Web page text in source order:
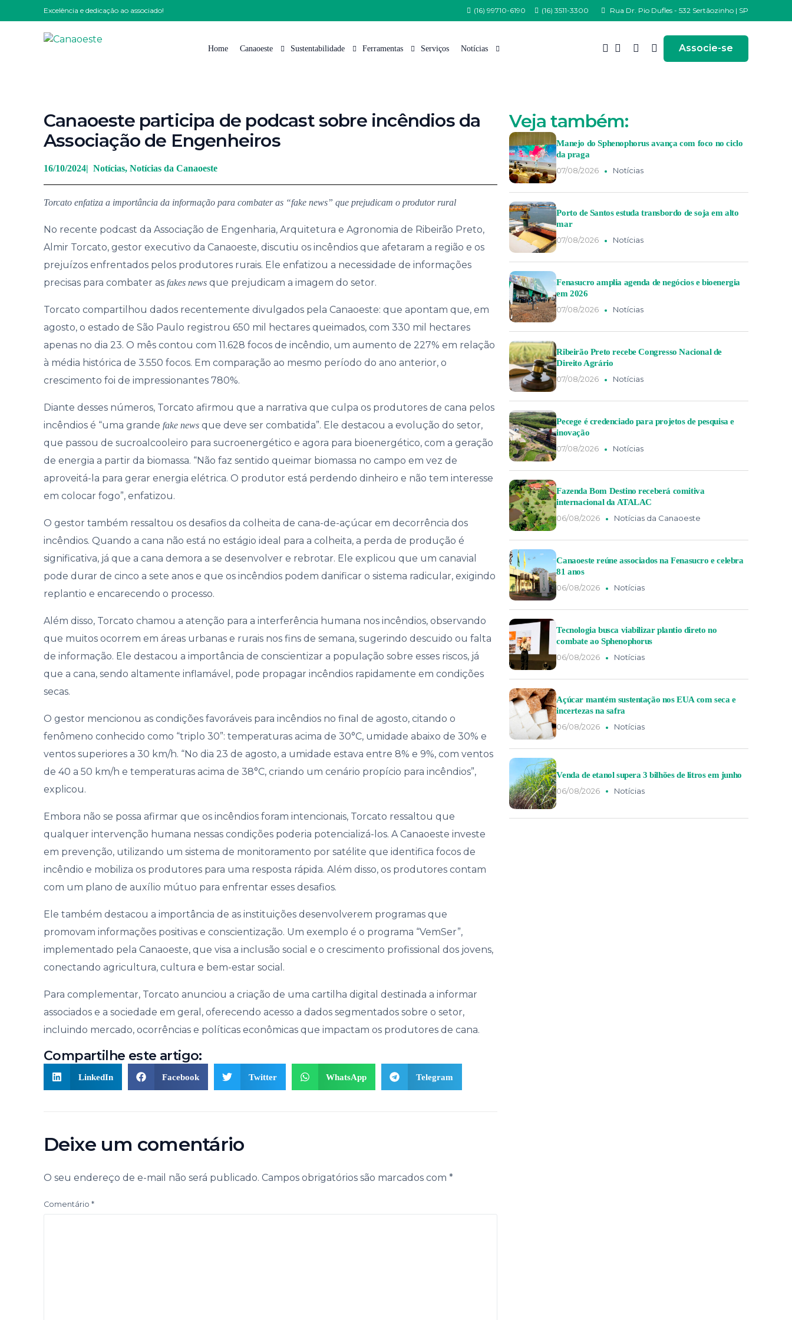
Excelência e dedicação ao associado! (16) 99710-6190 (16) 3511-3300 Rua Dr. Pio Dufles - 532 Sertãozinho | SP
Home Canaoeste
Nossa Equipe
Nossa Estrutura
Solicitações de Patrocínio e Apoio Institucional
Trabalhe Conosco
Contato e Comunicação
Código de Ética
Governança
Sustentabilidade
Programa Semeia
Protocolo Etanol Mais Verde
Ferramentas
Cana Certificada
Flora
Arquivos para Download
Serviços Notícias
Artigos Técnicos
Associe-se
Canaoeste participa de podcast sobre incêndios da
Associação de Engenheiros
16/10/2024 Notícias, Notícias da Canaoeste
Torcato enfatiza a importância da informação para combater as “fake news” que prejudicam o produtor rural
No recente podcast da Associação de Engenharia, Arquitetura e Agronomia de Ribeirão Preto,
Almir Torcato, gestor executivo da Canaoeste, discutiu os incêndios que afetaram a região e os
prejuízos enfrentados pelos produtores rurais. Ele enfatizou a necessidade de informações
precisas para combater as fakes news que prejudicam a imagem do setor.
Torcato compartilhou dados recentemente divulgados pela Canaoeste: que apontam que, em
agosto, o estado de São Paulo registrou 650 mil hectares queimados, com 330 mil hectares
apenas no dia 23. O mês contou com 11.628 focos de incêndio, um aumento de 227% em relação
à média histórica de 3.550 focos. Em comparação ao mesmo período do ano anterior, o
crescimento foi de impressionantes 780%.
Diante desses números, Torcato afirmou que a narrativa que culpa os produtores de cana pelos
incêndios é “uma grande fake news que deve ser combatida”. Ele destacou a evolução do setor,
que passou de sucroalcooleiro para sucroenergético e agora para bioenergético, com a geração
de energia a partir da biomassa. “Não faz sentido queimar biomassa no campo em vez de
aproveitá-la para gerar energia elétrica. O produtor está perdendo dinheiro e não tem interesse
em colocar fogo”, enfatizou.
O gestor também ressaltou os desafios da colheita de cana-de-açúcar em decorrência dos
incêndios. Quando a cana não está no estágio ideal para a colheita, a perda de produção é
significativa, já que a cana demora a se desenvolver e rebrotar. Ele explicou que um canavial
pode durar de cinco a sete anos e que os incêndios podem danificar o sistema radicular, exigindo
replantio e encarecendo o processo.
Além disso, Torcato chamou a atenção para a interferência humana nos incêndios, observando
que muitos ocorrem em áreas urbanas e rurais nos fins de semana, sugerindo descuido ou falta
de informação. Ele destacou a importância de conscientizar a população sobre esses riscos, já
que a cana, sendo altamente inflamável, pode propagar incêndios rapidamente em condições
secas.
O gestor mencionou as condições favoráveis para incêndios no final de agosto, citando o
fenômeno conhecido como “triplo 30”: temperaturas acima de 30°C, umidade abaixo de 30% e
ventos superiores a 30 km/h. “No dia 23 de agosto, a umidade estava entre 8% e 9%, com ventos
de 40 a 50 km/h e temperaturas acima de 38°C, criando um cenário propício para incêndios”,
explicou.
Embora não se possa afirmar que os incêndios foram intencionais, Torcato ressaltou que
qualquer intervenção humana nessas condições poderia potencializá-los. A Canaoeste investe
em prevenção, utilizando um sistema de monitoramento por satélite que identifica focos de
incêndio e mobiliza os produtores para uma resposta rápida. Além disso, os produtores contam
com um plano de auxílio mútuo para enfrentar esses desafios.
Ele também destacou a importância de as instituições desenvolverem programas que
promovam informações positivas e conscientização. Um exemplo é o programa “VemSer”,
implementado pela Canaoeste, que visa a inclusão social e o crescimento profissional dos jovens,
conectando agricultura, cultura e bem-estar social.
Para complementar, Torcato anunciou a criação de uma cartilha digital destinada a informar
associados e a sociedade em geral, oferecendo acesso a dados segmentados sobre o setor,
incluindo mercado, ocorrências e políticas econômicas que impactam os produtores de cana.
Compartilhe este artigo:
LinkedIn Facebook Twitter WhatsApp Telegram
Deixe um comentário
O seu endereço de e-mail não será publicado. Campos obrigatórios são marcados com *
Comentário *
Veja também:
Manejo do Sphenophorus avança com foco no ciclo
da praga
07/08/2026
Notícias
Porto de Santos estuda transbordo de soja em alto
mar
07/08/2026
Notícias
Fenasucro amplia agenda de negócios e bioenergia
em 2026
07/08/2026
Notícias
Ribeirão Preto recebe Congresso Nacional de
Direito Agrário
07/08/2026
Notícias
Pecege é credenciado para projetos de pesquisa e
inovação
07/08/2026
Notícias
Fazenda Bom Destino receberá comitiva
internacional da ATALAC
06/08/2026
Notícias da Canaoeste
Canaoeste reúne associados na Fenasucro e celebra
81 anos
06/08/2026
Notícias
Tecnologia busca viabilizar plantio direto no
combate ao Sphenophorus
06/08/2026
Notícias
Açúcar mantém sustentação nos EUA com seca e
incertezas na safra
06/08/2026
Notícias
Venda de etanol supera 3 bilhões de litros em junho
06/08/2026
Notícias